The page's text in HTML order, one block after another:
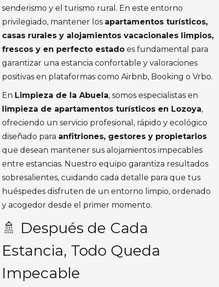
senderismo y el turismo rural. En este entorno
privilegiado, mantener los apartamentos turísticos,
casas rurales y alojamientos vacacionales limpios,
frescos y en perfecto estado es fundamental para
garantizar una estancia confortable y valoraciones
positivas en plataformas como Airbnb, Booking o Vrbo.
En Limpieza de la Abuela, somos especialistas en
limpieza de apartamentos turísticos en Lozoya,
ofreciendo un servicio profesional, rápido y ecológico
diseñado para anfitriones, gestores y propietarios
que desean mantener sus alojamientos impecables
entre estancias. Nuestro equipo garantiza resultados
sobresalientes, cuidando cada detalle para que tus
huéspedes disfruten de un entorno limpio, ordenado
y acogedor desde el primer momento.
🚿 Después de Cada
Estancia, Todo Queda
Impecable